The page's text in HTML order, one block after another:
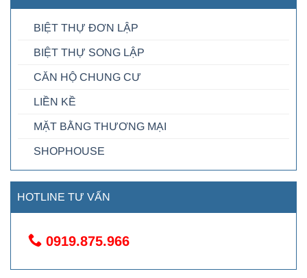
BIỆT THỰ ĐƠN LẬP
BIỆT THỰ SONG LẬP
CĂN HỘ CHUNG CƯ
LIỀN KỀ
MẶT BẰNG THƯƠNG MẠI
SHOPHOUSE
HOTLINE TƯ VẤN
0919.875.966